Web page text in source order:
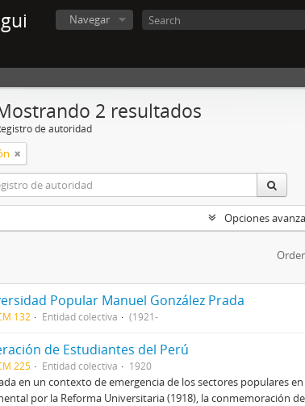
Navegar
2 resultados
de autoridad
Opciones
Popular Manuel González Prada
132 Entidad colectiva (1921-
de Estudiantes del Perú
225 Entidad colectiva 1920
en un contexto de emergencia de los sectores populares
por la Reforma Universitaria (1918), la conmemoración